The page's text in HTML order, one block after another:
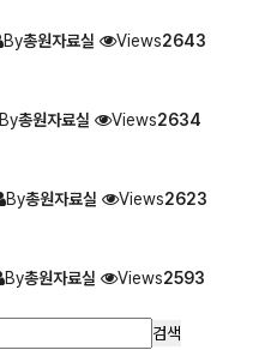
By총원자료실 Views2643
By총원자료실 Views2634
By총원자료실 Views2623
By총원자료실 Views2593
검색